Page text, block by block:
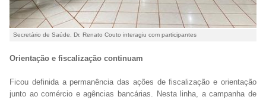
Secretário de Saúde, Dr. Renato Couto interagiu com participantes
Orientação e fiscalização continuam
Ficou definida a permanência das ações de fiscalização e orientação
junto ao comércio e agências bancárias. Nesta linha, a campanha de